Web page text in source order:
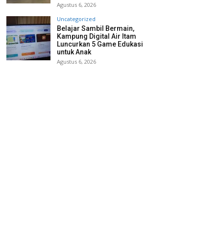
Agustus 6, 2026
Uncategorized
Belajar Sambil Bermain,
Kampung Digital Air Itam
Luncurkan 5 Game Edukasi
untuk Anak
Agustus 6, 2026